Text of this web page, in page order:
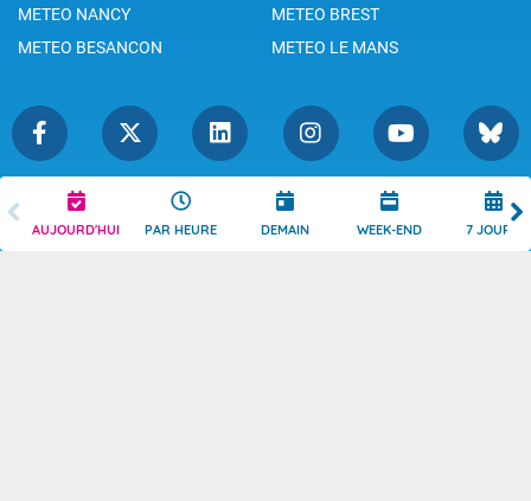
AUJOURD'HUI PAR HEURE DEMAIN WEEK-END 7 JOURS
METEO NANCY
METEO BREST
METEO BESANCON
METEO LE MANS